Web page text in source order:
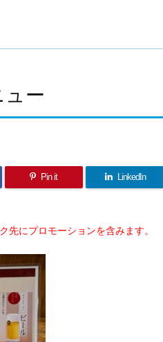
ー
Pin it LinkedIn
先にプロモーションを含みます。